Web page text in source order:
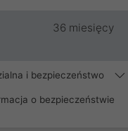
36 miesięcy
i bezpieczeństwo
o bezpieczeństwie